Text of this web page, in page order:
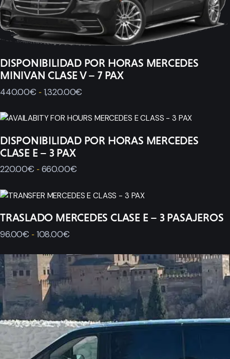
DISPONIBILIDAD POR HORAS MERCEDES
MINIVAN CLASE V – 7 PAX
440.00€ - 1,320.00€
DISPONIBILIDAD POR HORAS MERCEDES
CLASE E – 3 PAX
220.00€ - 660.00€
TRASLADO MERCEDES CLASE E – 3 PASAJEROS
96.00€ - 108.00€